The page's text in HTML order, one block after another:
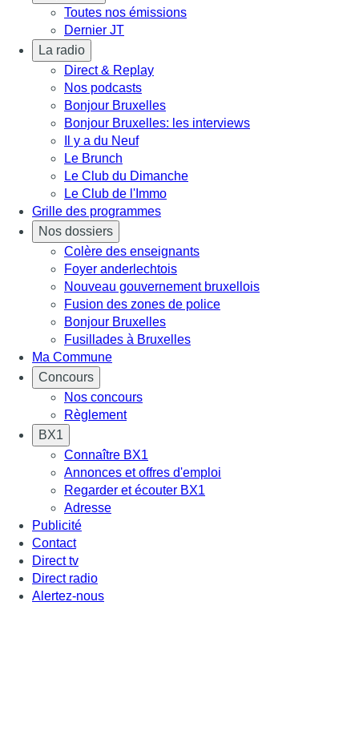
Toutes nos émissions
Dernier JT
La radio
Direct & Replay
Nos podcasts
Bonjour Bruxelles
Bonjour Bruxelles: les interviews
Il y a du Neuf
Le Brunch
Le Club du Dimanche
Le Club de l'Immo
Grille des programmes
Nos dossiers
Colère des enseignants
Foyer anderlechtois
Nouveau gouvernement bruxellois
Fusion des zones de police
Bonjour Bruxelles
Fusillades à Bruxelles
Ma Commune
Concours
Nos concours
Règlement
BX1
Connaître BX1
Annonces et offres d'emploi
Regarder et écouter BX1
Adresse
Publicité
Contact
Direct tv
Direct radio
Alertez-nous